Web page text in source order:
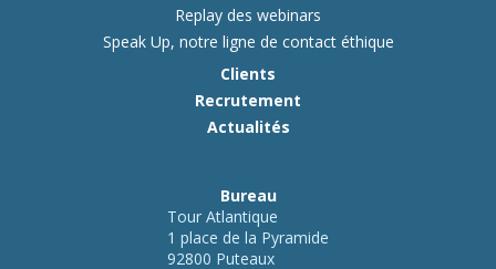
Replay des webinars
Speak Up, notre ligne de contact éthique
Clients
Recrutement
Actualités
Bureau
Tour Atlantique
1 place de la Pyramide
92800 Puteaux